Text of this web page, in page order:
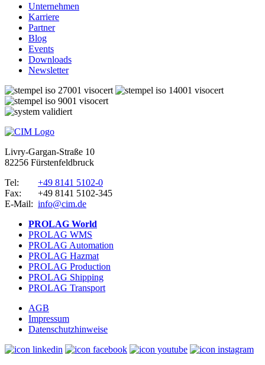
Unternehmen
Karriere
Partner
Blog
Events
Downloads
Newsletter
Livry-Gargan-Straße 10
82256 Fürstenfeldbruck
Tel:
+49 8141 5102-0
Fax:
+49 8141 5102-345
E-Mail: info@cim.de
PROLAG World
PROLAG WMS
PROLAG Automation
PROLAG Hazmat
PROLAG Production
PROLAG Shipping
PROLAG Transport
AGB
Impressum
Datenschutzhinweise